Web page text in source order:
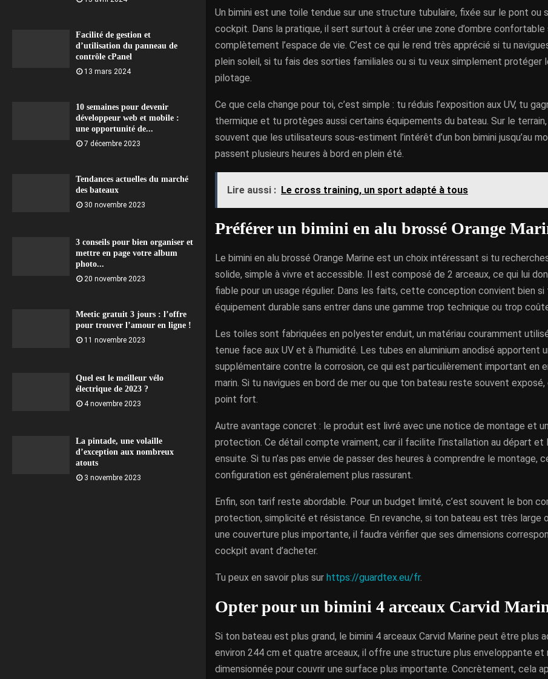
Facilité de gestion et
d’utilisation du panneau de
contrôle cPanel
13 mars 2024
10 semaines pour devenir
développeur web et mobile :
une opportunité de...
7 décembre 2023
Tendances actuelles du marché
des bateaux
30 novembre 2023
3 conseils pour bien organiser et
mettre en page votre album
photo...
20 novembre 2023
Meetic gratuit 3 jours : l’offre
pour trouver l’amour en ligne !
11 novembre 2023
Quel est le meilleur vélo
électrique de 2023 ?
4 novembre 2023
La pintade, une volaille
d’exception aux nombreux
atouts
3 novembre 2023
Un bimini est une toile tendue sur une structure tubulaire, fixée sur le pont ou
cockpit. Dans la pratique, il sert surtout à créer une zone d’ombre
complètement l’espace de vie. C’est ce qui le rend très apprécié si tu
plein soleil, si tu fais des sorties familiales ou si tu veux simplement protéger
pilotage.
Ce que cela change pour toi, c’est simple : tu réduis l’exposition aux UV, tu
thermique et tu protèges aussi certains équipements du bateau. Sur le
souvent que les utilisateurs sous-estiment l’intérêt d’un bon bimini jusqu’au
passent plusieurs heures à bord en plein été.
Lire aussi : Le cross training, un sport adapté à tous
Préférer un bimini en alu brossé Orange
Le bimini en alu brossé Orange Marine est un choix intéressant si tu
solide, simple à vivre et accessible. Il est composé de 2 arceaux, ce qui lui
fiable pour un usage régulier. Dans les faits, cette conception convient bien si
équipement durable sans entrer dans une gamme trop technique ou trop
Les toiles sont fabriquées en polyester enduit, un matériau couramment
tenue face aux UV et à l’humidité. Les tubes en aluminium anodisé apportent
supplémentaire contre la corrosion, ce qui est particulièrement important en
marin. Si tu navigues en bord de mer ou que ton bateau reste souvent exposé,
point fort.
Autre avantage concret : le produit est livré avec une notice de montage et
protection. Ce détail compte vraiment, car il facilite l’installation au départ et
ensuite. Si tu n’as pas envie de passer des heures à comprendre le montage,
configuration est généralement plus rassurant.
Enfin, son tarif reste abordable. Pour un budget limité, c’est souvent le bon
protection, simplicité et résistance. En revanche, si ton bateau est très large
une couverture plus importante, il faudra vérifier que ses dimensions
cockpit avant d’acheter.
Tu peux en savoir plus sur https://guardtex.eu/fr.
Opter pour un bimini 4 arceaux Carvid
Si ton bateau est plus grand, le bimini 4 arceaux Carvid Marine peut être plus
environ 244 cm et quatre arceaux, il offre une structure plus enveloppante et
dimensionnée pour couvrir une surface plus importante. Concrètement, cela